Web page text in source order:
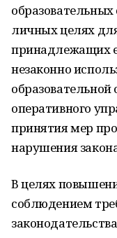
личных целях
принадлежащих
незаконно
образовательной
оперативного
принятия мер
нарушения
В целях
соблюдением